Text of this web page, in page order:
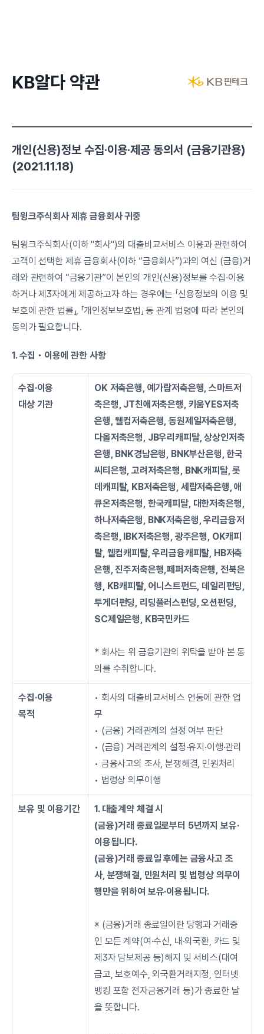
KB알다 약관
개인(신용)정보 수집·이용·제공 동의서 (금융기관용)
(2021.11.18)
팀윙크주식회사 제휴 금융회사 귀중
팀윙크주식회사(이하 "회사")의 대출비교서비스 이용과 관련하여
고객이 선택한 제휴 금융회사(이하 “금융회사”)과의 여신 (금융)거
래와 관련하여 “금융기관”이 본인의 개인(신용)정보를 수집∙이용
하거나 제3자에게 제공하고자 하는 경우에는 「신용정보의 이용 및
보호에 관한 법률」, 「개인정보보호법」 등 관계 법령에 따라 본인의
동의가 필요합니다.
1. 수집・이용에 관한 사항
수집∙이용
대상 기관
OK 저축은행, 예가람저축은행, 스마트저
축은행, JT친애저축은행, 키움YES저축
은행, 웰컴저축은행, 동원제일저축은행,
다올저축은행, JB우리캐피탈, 상상인저축
은행, BNK경남은행, BNK부산은행, 한국
씨티은행, 고려저축은행, BNK캐피탈, 롯
데캐피탈, KB저축은행, 세람저축은행, 애
큐온저축은행, 한국캐피탈, 대한저축은행,
하나저축은행, BNK저축은행, 우리금융저
축은행, IBK저축은행, 광주은행, OK캐피
탈, 웰컴캐피탈, 우리금융캐피탈, HB저축
은행, 진주저축은행,페퍼저축은행, 전북은
행, KB캐피탈, 어니스트펀드, 데일리펀딩,
투게더펀딩, 리딩플러스펀딩, 오션펀딩,
SC제일은행, KB국민카드
* 회사는 위 금융기관의 위탁을 받아 본 동
의를 수취합니다.
수집∙이용
목적
• 회사의 대출비교서비스 연동에 관한 업
무
• (금융) 거래관계의 설정 여부 판단
• (금융) 거래관계의 설정·유지·이행·관리
• 금융사고의 조사, 분쟁해결, 민원처리
• 법령상 의무이행
보유 및 이용기간
1. 대출계약 체결 시
(금융)거래 종료일로부터 5년까지 보유∙
이용됩니다.
(금융)거래 종료일 후에는 금융사고 조
사, 분쟁해결, 민원처리 및 법령상 의무이
행만을 위하여 보유∙이용됩니다.
※ (금융)거래 종료일이란 당행과 거래중
인 모든 계약(여·수신, 내·외국환, 카드 및
제3자 담보제공 등)해지 및 서비스(대여
금고, 보호예수, 외국환거래지정, 인터넷
뱅킹 포함 전자금융거래 등)가 종료한 날
을 뜻합니다.